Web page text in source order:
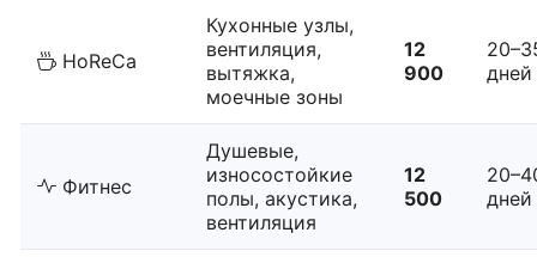
HoReCa
Кухонные узлы,
вентиляция,
вытяжка,
моечные зоны
12
900
дней
Фитнес
Душевые,
износостойкие
полы, акустика,
вентиляция
12
500
дней